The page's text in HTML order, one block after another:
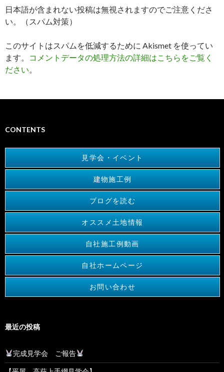
日本語が含まれない投稿は無視されますのでご注意くださ
い。（スパム対策）
このサイトはスパムを低減するために Akismet を使ってい
ます。
コメントデータの処理方法の詳細はこちらをご覧く
ださい。
CONTENTS
見学会・イベント
建物施工例
ブログを読む
オススメ土地情報
自社施工例動画
自社ホームページ
お問い合わせ
最近の投稿
完成見学会 ご報告